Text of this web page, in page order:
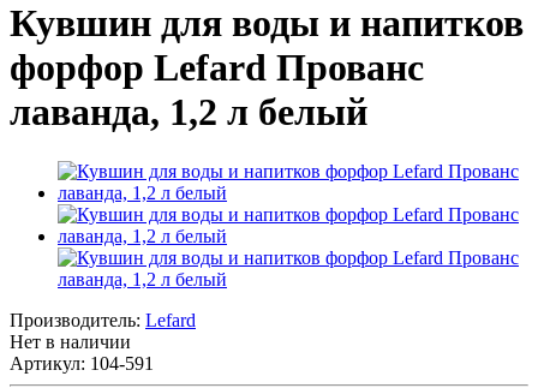
Кувшин для воды и напитков
форфор Lefard Прованс
лаванда, 1,2 л белый
Производитель: Lefard
Нет в наличии
Артикул: 104-591